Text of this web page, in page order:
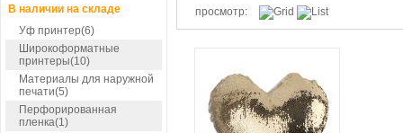
В наличии на складе
Уф принтер(6)
Широкоформатные
принтеры(10)
Материалы для наружной
печати(5)
Перфорированная
пленка(1)
просмотр: